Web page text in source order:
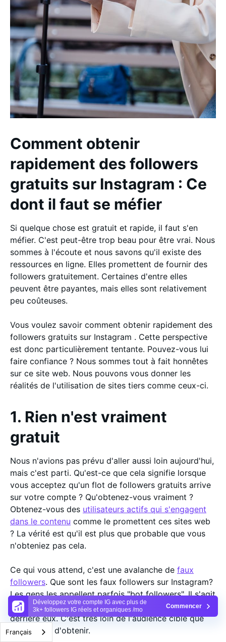
Développez votre compte IG avec plus de
3k+ followers IG réels et organiques /mo
Commencer
Comment obtenir
rapidement des followers
gratuits sur Instagram : Ce
dont il faut se méfier
Si quelque chose est gratuit et rapide, il faut s'en
méfier. C'est peut-être trop beau pour être vrai. Nous
sommes à l'écoute et nous savons qu'il existe des
ressources en ligne. Elles promettent de fournir des
followers gratuitement. Certaines d'entre elles
peuvent être payantes, mais elles sont relativement
peu coûteuses.
Vous voulez savoir comment obtenir rapidement des
followers gratuits sur Instagram . Cette perspective
est donc particulièrement tentante. Pouvez-vous lui
faire confiance ? Nous sommes tout à fait honnêtes
sur ce site web. Nous pouvons vous donner les
réalités de l'utilisation de sites tiers comme ceux-ci.
1. Rien n'est vraiment
gratuit
Nous n'avions pas prévu d'aller aussi loin aujourd'hui,
mais c'est parti. Qu'est-ce que cela signifie lorsque
vous acceptez qu'un flot de followers gratuits arrive
sur votre compte ? Qu'obtenez-vous vraiment ?
Obtenez-vous des utilisateurs actifs qui s'engagent
dans le contenu comme le promettent ces sites web
? La vérité est qu'il est plus que probable que vous
n'obteniez pas cela.
Ce qui vous attend, c'est une avalanche de faux
followers. Que sont les faux followers sur Instagram?
Les gens les appellent parfois "bot followers". Il s'agit
de comptes qui n'ont pas de personnes réelles
derrière eux. C'est très loin de l'audience cible que
vous rêvez d'obtenir.
Français